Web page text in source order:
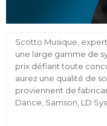
Scotto Musique, expert
une large gamme de
prix défiant toute
aurez une qualité de
proviennent de
Dance, Samson, LD